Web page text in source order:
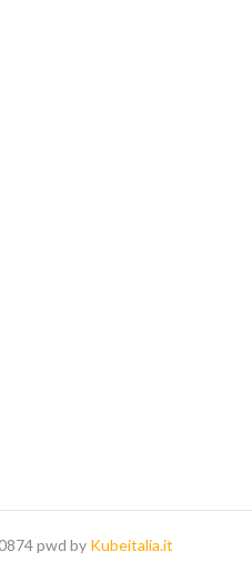
pwd by Kubeitalia.it